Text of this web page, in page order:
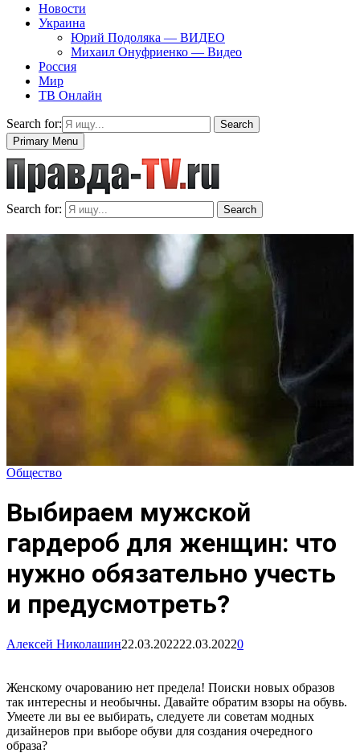
Новости
Украина
Юрий Подоляка — ВИДЕО
Михаил Онуфриенко — Видео
Россия
Мир
ТВ Онлайн
Search for:
Search
Primary Menu
Search for: Search
Общество
Выбираем мужской
гардероб для женщин: что
нужно обязательно учесть
и предусмотреть?
Алексей Николашин22.03.202222.03.20220
Женскому очарованию нет предела! Поиски новых образов
так интересны и необычны. Давайте обратим взоры на обувь.
Умеете ли вы ее выбирать, следуете ли советам модных
дизайнеров при выборе обуви для создания очередного
образа?